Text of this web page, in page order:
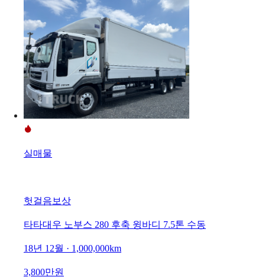
실매물
헛걸음보상
타타대우 노부스 280 후축 윙바디 7.5톤 수동
18년 12월 · 1,000,000km
3,800만원